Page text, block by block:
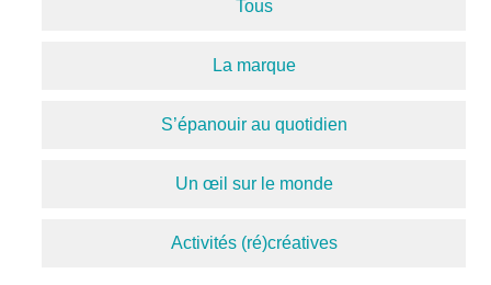
Tous
La marque
S’épanouir au quotidien
Un œil sur le monde
Activités (ré)créatives